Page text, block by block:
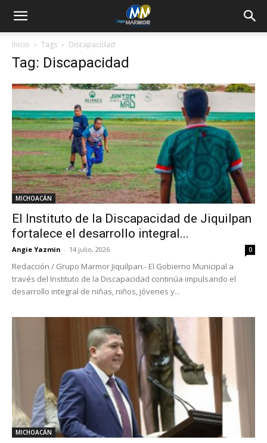
Inicio Tags Discapacidad
Tag: Discapacidad
MICHOACÁN
El Instituto de la Discapacidad de Jiquilpan
fortalece el desarrollo integral...
Angie Yazmin - 14 julio, 2026 0
Redacción / Grupo Marmor Jiquilpan.- El Gobierno Municipal a
través del Instituto de la Discapacidad continúa impulsando el
desarrollo integral de niñas, niños, jóvenes y...
MICHOACÁN